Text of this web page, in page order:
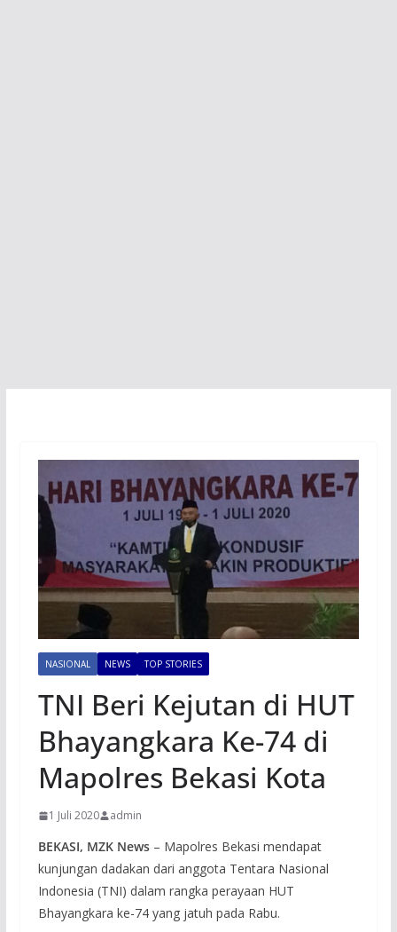
NASIONAL NEWS TOP STORIES
TNI Beri Kejutan di HUT
Bhayangkara Ke-74 di
Mapolres Bekasi Kota
1 Juli 2020 admin
BEKASI, MZK News– Mapolres Bekasi mendapat
kunjungan dadakan dari anggota Tentara Nasional
Indonesia (TNI) dalam rangka perayaan HUT
Bhayangkara ke-74 yang jatuh pada Rabu.